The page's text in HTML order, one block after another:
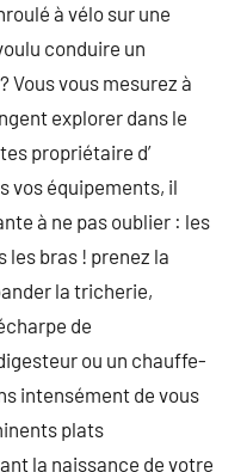
à vélo sur une
conduire un
Vous vous mesurez à
explorer dans le
propriétaire d’
vos équipements, il
à ne pas oublier : les
les bras ! prenez la
la tricherie,
de
ou un chauffe-
intensément de vous
plats
la naissance de votre